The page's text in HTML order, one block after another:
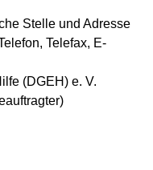
Stelle und Adresse
Telefax, E-
(DGEH) e. V.